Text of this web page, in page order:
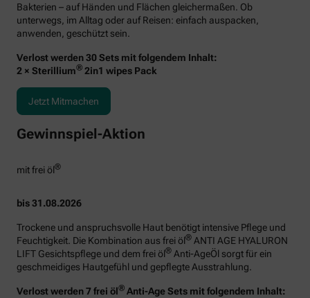
Bakterien – auf Händen und Flächen gleichermaßen. Ob
unterwegs, im Alltag oder auf Reisen: einfach auspacken,
anwenden, geschützt sein.
Verlost werden 30 Sets mit folgendem Inhalt:
2 × Sterillium® 2in1 wipes Pack
Jetzt Mitmachen
Gewinnspiel-Aktion
mit frei öl®
bis 31.08.2026
Trockene und anspruchsvolle Haut benötigt intensive Pflege und
Feuchtigkeit. Die Kombination aus frei öl® ANTI AGE HYALURON
LIFT Gesichtspflege und dem frei öl® Anti-AgeÖl sorgt für ein
geschmeidiges Hautgefühl und gepflegte Ausstrahlung.
Verlost werden 7 frei öl® Anti-Age Sets mit folgendem Inhalt: